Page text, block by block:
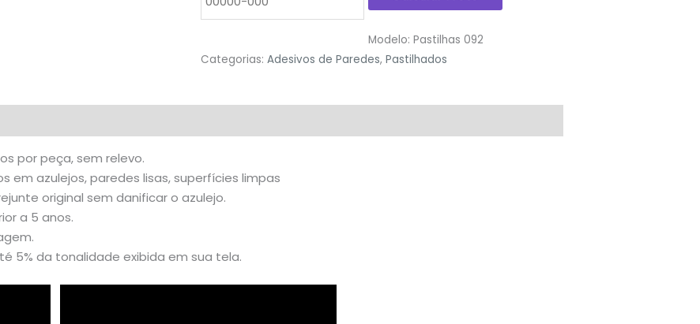
Modelo: Pastilhas 092
Categorias: Adesivos de Paredes, Pastilhados
por peça, sem relevo.
em azulejos, paredes lisas, superfícies limpas
original sem danificar o azulejo.
a 5 anos.
5% da tonalidade exibida em sua tela.